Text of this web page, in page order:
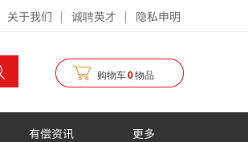
关于我们 诚聘英才 隐私申明
购物车0物品
有偿资讯 更多